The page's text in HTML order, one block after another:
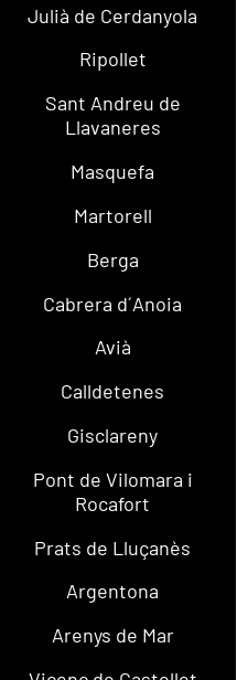
Julià de Cerdanyola
Ripollet
Sant Andreu de
Llavaneres
Masquefa
Martorell
Berga
Cabrera d´Anoia
Avià
Calldetenes
Gisclareny
Pont de Vilomara i
Rocafort
Prats de Lluçanès
Argentona
Arenys de Mar